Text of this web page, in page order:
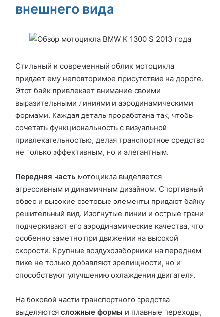
внешнего вида
Стильный и современный облик мотоцикла
придает ему неповторимое присутствие на дороге.
Этот байк привлекает внимание своими
выразительными линиями и аэродинамическими
формами. Каждая деталь проработана так, чтобы
сочетать функциональность с визуальной
привлекательностью, делая транспортное средство
не только эффективным, но и элегантным.
Передняя часть мотоцикла выделяется
агрессивным и динамичным дизайном. Спортивный
обвес и высокие световые элементы придают байку
решительный вид. Изогнутые линии и острые грани
подчеркивают его аэродинамические качества, что
особенно заметно при движении на высокой
скорости. Крупные воздухозаборники на переднем
пике не только добавляют зрелищности, но и
способствуют улучшению охлаждения двигателя.
На боковой части транспортного средства
выделяются сложные формы и плавные переходы,